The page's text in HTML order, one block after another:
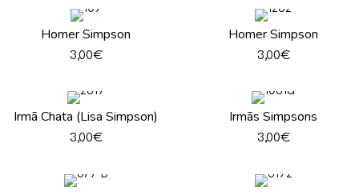
Homer Simpson
3,00€
Homer Simpson
3,00€
Irmã Chata (Lisa Simpson)
3,00€
Irmãs Simpsons
3,00€